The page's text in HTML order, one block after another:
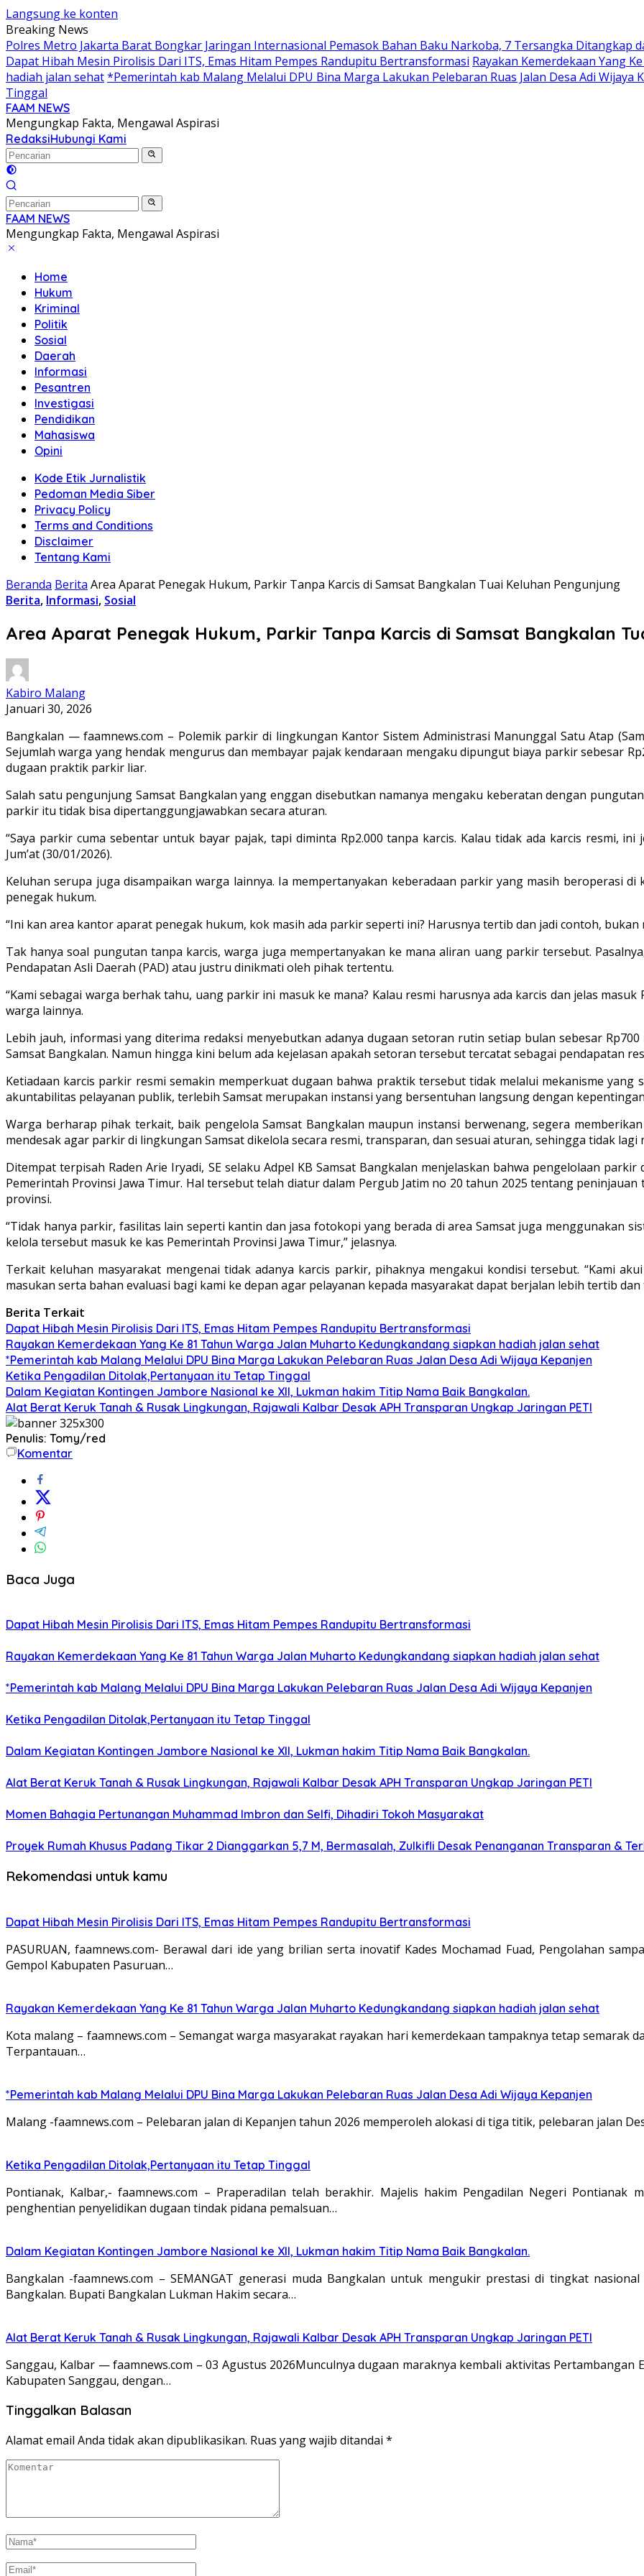
Langsung ke konten
Breaking News
Polres Metro Jakarta Barat Bongkar Jaringan Internasional Pemasok Bahan Baku Narkoba, 7 Tersangka Ditangkap
Dapat Hibah Mesin Pirolisis Dari ITS, Emas Hitam Pempes Randupitu Bertransformasi Rayakan Kemerdekaan Yang
hadiah jalan sehat*Pemerintah kab Malang Melalui DPU Bina Marga Lakukan Pelebaran Ruas Jalan Desa Adi Wijaya
Tinggal
FAAM NEWS
Mengungkap Fakta, Mengawal Aspirasi
RedaksiHubungi Kami
FAAM NEWS
Mengungkap Fakta, Mengawal Aspirasi
Home
Hukum
Kriminal
Politik
Sosial
Daerah
Informasi
Pesantren
Investigasi
Pendidikan
Mahasiswa
Opini
Kode Etik Jurnalistik
Pedoman Media Siber
Privacy Policy
Terms and Conditions
Disclaimer
Tentang Kami
Beranda Berita Area Aparat Penegak Hukum, Parkir Tanpa Karcis di Samsat Bangkalan Tuai Keluhan Pengunjung
Berita, Informasi, Sosial
Area Aparat Penegak Hukum, Parkir Tanpa Karcis di Samsat Bangkalan
Kabiro Malang
Januari 30, 2026
Bangkalan — faamnews.com – Polemik parkir di lingkungan Kantor Sistem Administrasi Manunggal Satu Atap
Sejumlah warga yang hendak mengurus dan membayar pajak kendaraan mengaku dipungut biaya parkir sebesar
dugaan praktik parkir liar.
Salah satu pengunjung Samsat Bangkalan yang enggan disebutkan namanya mengaku keberatan dengan
parkir itu tidak bisa dipertanggungjawabkan secara aturan.
“Saya parkir cuma sebentar untuk bayar pajak, tapi diminta Rp2.000 tanpa karcis. Kalau tidak ada karcis resmi,
Jum’at (30/01/2026).
Keluhan serupa juga disampaikan warga lainnya. Ia mempertanyakan keberadaan parkir yang masih beroperasi
penegak hukum.
“Ini kan area kantor aparat penegak hukum, kok masih ada parkir seperti ini? Harusnya tertib dan jadi contoh, bukan
Tak hanya soal pungutan tanpa karcis, warga juga mempertanyakan ke mana aliran uang parkir tersebut.
Pendapatan Asli Daerah (PAD) atau justru dinikmati oleh pihak tertentu.
“Kami sebagai warga berhak tahu, uang parkir ini masuk ke mana? Kalau resmi harusnya ada karcis dan jelas
warga lainnya.
Lebih jauh, informasi yang diterima redaksi menyebutkan adanya dugaan setoran rutin setiap bulan sebesar
Samsat Bangkalan. Namun hingga kini belum ada kejelasan apakah setoran tersebut tercatat sebagai pendapatan
Ketiadaan karcis parkir resmi semakin memperkuat dugaan bahwa praktik tersebut tidak melalui mekanisme yang
akuntabilitas pelayanan publik, terlebih Samsat merupakan instansi yang bersentuhan langsung dengan
Warga berharap pihak terkait, baik pengelola Samsat Bangkalan maupun instansi berwenang, segera
mendesak agar parkir di lingkungan Samsat dikelola secara resmi, transparan, dan sesuai aturan, sehingga tidak
Ditempat terpisah Raden Arie Iryadi, SE selaku Adpel KB Samsat Bangkalan menjelaskan bahwa pengelolaan
Pemerintah Provinsi Jawa Timur. Hal tersebut telah diatur dalam Pergub Jatim no 20 tahun 2025 tentang
provinsi.
“Tidak hanya parkir, fasilitas lain seperti kantin dan jasa fotokopi yang berada di area Samsat juga menggunakan
kelola tersebut masuk ke kas Pemerintah Provinsi Jawa Timur,” jelasnya.
Terkait keluhan masyarakat mengenai tidak adanya karcis parkir, pihaknya mengakui kondisi tersebut. “Kami
masukan serta bahan evaluasi bagi kami ke depan agar pelayanan kepada masyarakat dapat berjalan lebih tertib
Berita Terkait
Dapat Hibah Mesin Pirolisis Dari ITS, Emas Hitam Pempes Randupitu Bertransformasi
Rayakan Kemerdekaan Yang Ke 81 Tahun Warga Jalan Muharto Kedungkandang siapkan hadiah jalan sehat
*Pemerintah kab Malang Melalui DPU Bina Marga Lakukan Pelebaran Ruas Jalan Desa Adi Wijaya Kepanjen
Ketika Pengadilan Ditolak,Pertanyaan itu Tetap Tinggal
Dalam Kegiatan Kontingen Jambore Nasional ke XII, Lukman hakim Titip Nama Baik Bangkalan.
Alat Berat Keruk Tanah & Rusak Lingkungan, Rajawali Kalbar Desak APH Transparan Ungkap Jaringan PETI
Penulis: Tomy/red
Komentar
Baca Juga
Dapat Hibah Mesin Pirolisis Dari ITS, Emas Hitam Pempes Randupitu Bertransformasi
Rayakan Kemerdekaan Yang Ke 81 Tahun Warga Jalan Muharto Kedungkandang siapkan hadiah jalan sehat
*Pemerintah kab Malang Melalui DPU Bina Marga Lakukan Pelebaran Ruas Jalan Desa Adi Wijaya Kepanjen
Ketika Pengadilan Ditolak,Pertanyaan itu Tetap Tinggal
Dalam Kegiatan Kontingen Jambore Nasional ke XII, Lukman hakim Titip Nama Baik Bangkalan.
Alat Berat Keruk Tanah & Rusak Lingkungan, Rajawali Kalbar Desak APH Transparan Ungkap Jaringan PETI
Momen Bahagia Pertunangan Muhammad Imbron dan Selfi, Dihadiri Tokoh Masyarakat
Proyek Rumah Khusus Padang Tikar 2 Dianggarkan 5,7 M, Bermasalah, Zulkifli Desak Penanganan Transparan &
Rekomendasi untuk kamu
Dapat Hibah Mesin Pirolisis Dari ITS, Emas Hitam Pempes Randupitu Bertransformasi
PASURUAN, faamnews.com- Berawal dari ide yang brilian serta inovatif Kades Mochamad Fuad, Pengolahan
Gempol Kabupaten Pasuruan…
Rayakan Kemerdekaan Yang Ke 81 Tahun Warga Jalan Muharto Kedungkandang siapkan hadiah jalan sehat
Kota malang – faamnews.com – Semangat warga masyarakat rayakan hari kemerdekaan tampaknya tetap semarak
Terpantauan…
*Pemerintah kab Malang Melalui DPU Bina Marga Lakukan Pelebaran Ruas Jalan Desa Adi Wijaya Kepanjen
Malang -faamnews.com – Pelebaran jalan di Kepanjen tahun 2026 memperoleh alokasi di tiga titik, pelebaran jalan
Ketika Pengadilan Ditolak,Pertanyaan itu Tetap Tinggal
Pontianak, Kalbar,- faamnews.com – Praperadilan telah berakhir. Majelis hakim Pengadilan Negeri Pontianak
penghentian penyelidikan dugaan tindak pidana pemalsuan…
Dalam Kegiatan Kontingen Jambore Nasional ke XII, Lukman hakim Titip Nama Baik Bangkalan.
Bangkalan -faamnews.com – SEMANGAT generasi muda Bangkalan untuk mengukir prestasi di tingkat
Bangkalan. Bupati Bangkalan Lukman Hakim secara…
Alat Berat Keruk Tanah & Rusak Lingkungan, Rajawali Kalbar Desak APH Transparan Ungkap Jaringan PETI
Sanggau, Kalbar — faamnews.com – 03 Agustus 2026Munculnya dugaan maraknya kembali aktivitas Pertambangan
Kabupaten Sanggau, dengan…
Tinggalkan Balasan
Alamat email Anda tidak akan dipublikasikan. Ruas yang wajib ditandai *